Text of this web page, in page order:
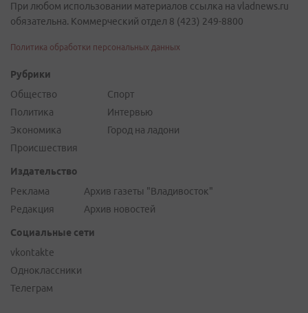
При любом использовании материалов ссылка на vladnews.ru
обязательна. Коммерческий отдел 8 (423) 249-8800
Политика обработки персональных данных
Рубрики
Общество
Политика
Экономика
Происшествия
Спорт
Интервью
Город на ладони
Издательство
Реклама
Редакция
Архив газеты "Владивосток"
Архив новостей
Социальные сети
vkontakte
Одноклассники
Телеграм